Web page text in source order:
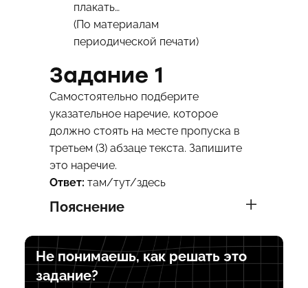
плакать…
(По материалам
периодической печати)
Задание 1
Самостоятельно подберите
указательное наречие, которое
должно стоять на месте пропуска в
третьем (3) абзаце текста. Запишите
это наречие.
Ответ: там/тут/здесь
Пояснение
Не понимаешь, как решать это
задание?